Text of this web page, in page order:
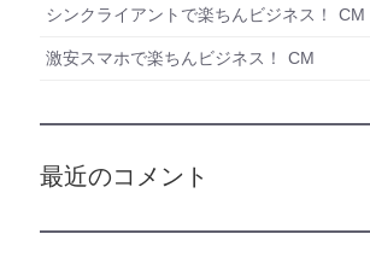
シンクライアントで楽ちんビジネス！ CM
激安スマホで楽ちんビジネス！ CM
最近のコメント